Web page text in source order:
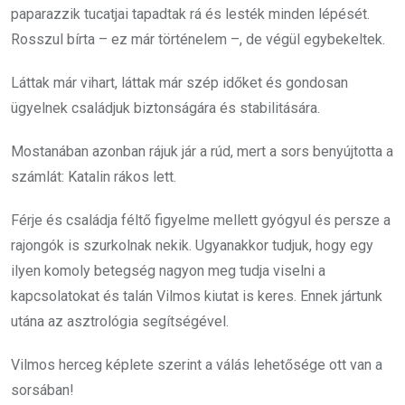
paparazzik tucatjai tapadtak rá és lesték minden lépését.
Rosszul bírta – ez már történelem –, de végül egybekeltek.
Láttak már vihart, láttak már szép időket és gondosan
ügyelnek családjuk biztonságára és stabilitására.
Mostanában azonban rájuk jár a rúd, mert a sors benyújtotta a
számlát: Katalin rákos lett.
Férje és családja féltő figyelme mellett gyógyul és persze a
rajongók is szurkolnak nekik. Ugyanakkor tudjuk, hogy egy
ilyen komoly betegség nagyon meg tudja viselni a
kapcsolatokat és talán Vilmos kiutat is keres. Ennek jártunk
utána az asztrológia segítségével.
Vilmos herceg képlete szerint a válás lehetősége ott van a
sorsában!